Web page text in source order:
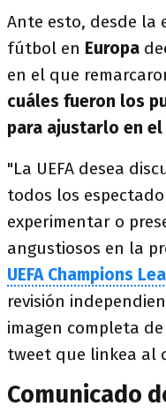
Ante esto, desde la
fútbol en Europa
en el que
cuáles fueron los
para ajustarlo en
"La UEFA desea
todos los
experimentar o
angustiosos en la
UEFA Champions
revisión
imagen completa
tweet que linkea al
Comunicado